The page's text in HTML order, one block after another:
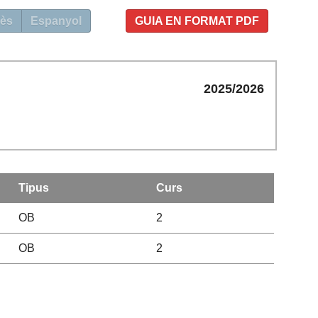
GUIA EN FORMAT PDF
Espanyol
2025/2026
Tipus Curs
OB 2
OB 2